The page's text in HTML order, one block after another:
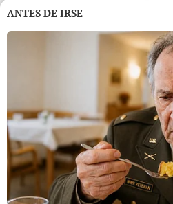
ANTES DE IRSE